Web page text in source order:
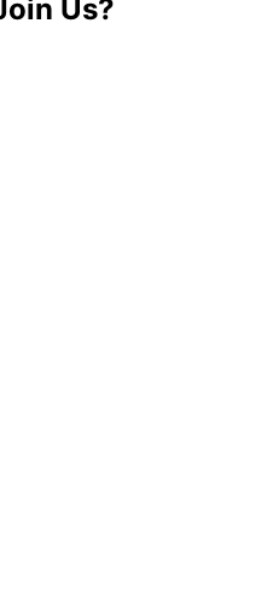
Us?